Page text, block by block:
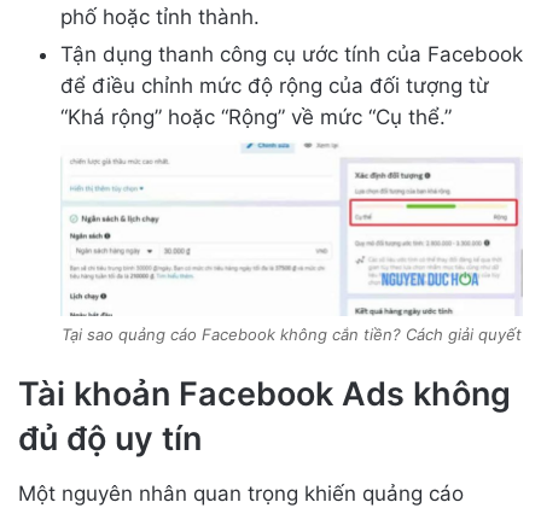
phố hoặc tỉnh thành.
Tận dụng thanh công cụ ước tính của Facebook
để điều chỉnh mức độ rộng của đối tượng từ
“Khá rộng” hoặc “Rộng” về mức “Cụ thể.”
Tại sao quảng cáo Facebook không cắn tiền? Cách giải quyết
Tài khoản Facebook Ads không
đủ độ uy tín
Một nguyên nhân quan trọng khiến quảng cáo